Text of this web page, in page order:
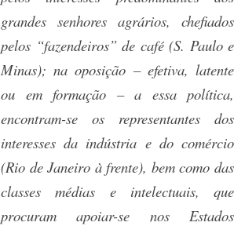
grandes senhores agrários, chefiados
pelos “fazendeiros” de café (S. Paulo e
Minas); na oposição – efetiva, latente
ou em formação – a essa política,
encontram-se os representantes dos
interesses da indústria e do comércio
(Rio de Janeiro à frente), bem como das
classes médias e intelectuais, que
procuram apoiar-se nos Estados